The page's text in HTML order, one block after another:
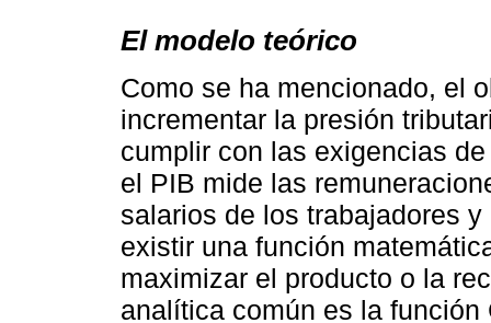
El modelo teórico
Como se ha mencionado, el
incrementar la presión
cumplir con las exigencias
el PIB mide las
salarios de los trabajadores
existir una función
maximizar el producto o la
analítica común es la